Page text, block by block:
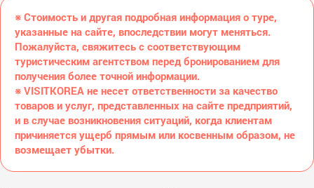
※ Стоимость и другая подробная информация о туре,
указанные на сайте, впоследствии могут меняться.
Пожалуйста, свяжитесь с соответствующим
туристическим агентством перед бронированием для
получения более точной информации.
※ VISITKOREA не несет ответственности за качество
товаров и услуг, представленных на сайте предприятий,
и в случае возникновения ситуаций, когда клиентам
причиняется ущерб прямым или косвенным образом, не
возмещает убытки.